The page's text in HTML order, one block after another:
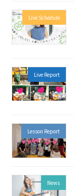
Live Schedule
Live Report
Lesson Report
News